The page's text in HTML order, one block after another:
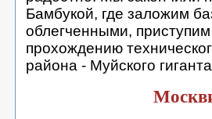
Бамбукой, где заложим
облегченными,
прохождению
района - Муйского